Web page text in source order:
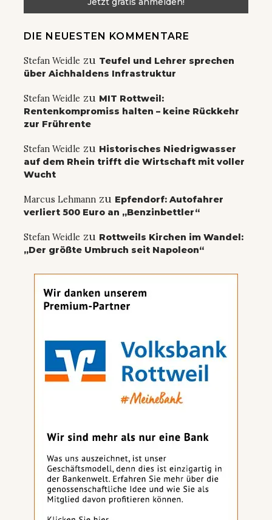
DIE NEUESTEN KOMMENTARE
Stefan Weidle zu Teufel und Lehrer sprechen
über Aichhaldens Infrastruktur
Stefan Weidle zu MIT Rottweil:
Rentenkompromiss halten – keine Rückkehr
zur Frührente
Stefan Weidle zu Historisches Niedrigwasser
auf dem Rhein trifft die Wirtschaft mit voller
Wucht
Marcus Lehmann zu Epfendorf: Autofahrer
verliert 500 Euro an „Benzinbettler“
Stefan Weidle zu Rottweils Kirchen im Wandel:
„Der größte Umbruch seit Napoleon“